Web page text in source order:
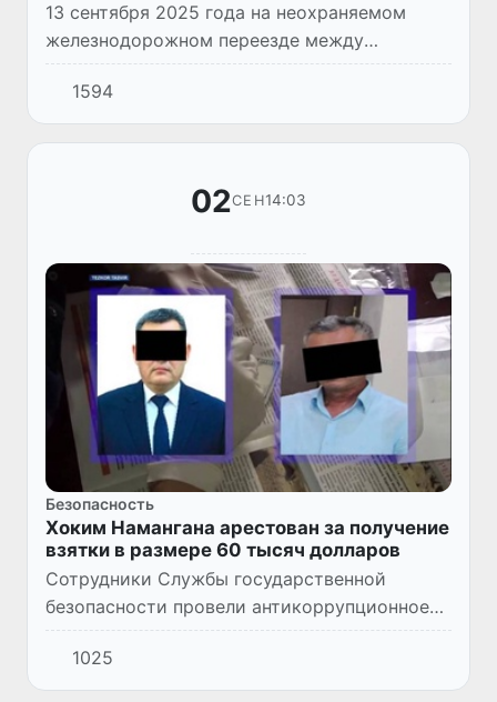
13 сентября 2025 года на неохраняемом
железнодорожном переезде между
станциями «Чорток» и «Уйчи» Наманганской
области произошло дорожно-транспортное
происшествие с трагическими пос...
1594
02СЕН14:03
Безопасность
Хоким Намангана арестован за получение
взятки в размере 60 тысяч долларов
Сотрудники Службы государственной
безопасности провели антикоррупционное
мероприятие, в ходе которого был задержан
хоким города Наманган.
1025